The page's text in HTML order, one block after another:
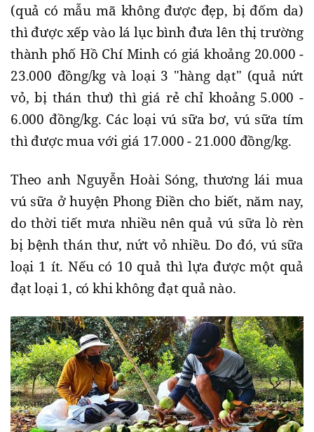
(quả có mẫu mã không được đẹp, bị đốm da)
thì được xếp vào lá lục bình đưa lên thị trường
thành phố Hồ Chí Minh có giá khoảng 20.000 -
23.000 đồng/kg và loại 3 "hàng dạt" (quả nứt
vỏ, bị thán thư) thì giá rẻ chỉ khoảng 5.000 -
6.000 đồng/kg. Các loại vú sữa bơ, vú sữa tím
thì được mua với giá 17.000 - 21.000 đồng/kg.
Theo anh Nguyễn Hoài Sóng, thương lái mua
vú sữa ở huyện Phong Điền cho biết, năm nay,
do thời tiết mưa nhiều nên quả vú sữa lò rèn
bị bệnh thán thư, nứt vỏ nhiều. Do đó, vú sữa
loại 1 ít. Nếu có 10 quả thì lựa được một quả
đạt loại 1, có khi không đạt quả nào.